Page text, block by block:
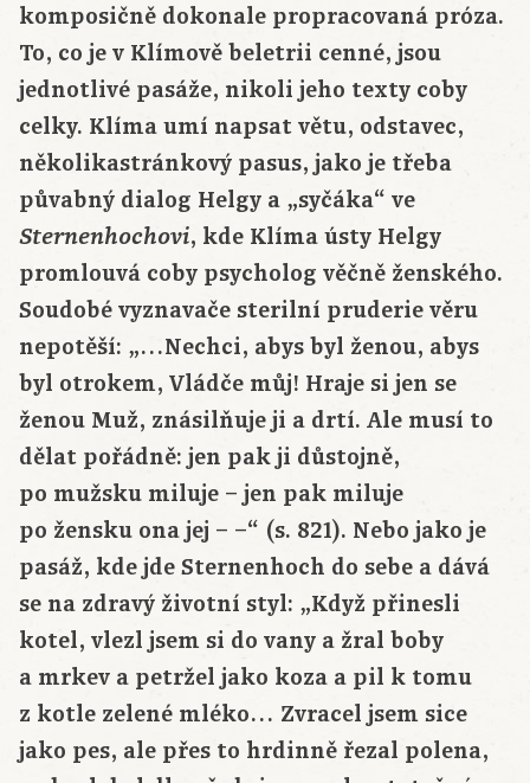
komposičně dokonale propracovaná próza.
To, co je v Klímově beletrii cenné, jsou
jednotlivé pasáže, nikoli jeho texty coby
celky. Klíma umí napsat větu, odstavec,
několikastránkový pasus, jako je třeba
půvabný dialog Helgy a „syčáka“ ve
Sternenhochovi, kde Klíma ústy Helgy
promlouvá coby psycholog věčně ženského.
Soudobé vyznavače sterilní pruderie věru
nepotěší: „…Nechci, abys byl ženou, abys
byl otrokem, Vládče můj! Hraje si jen se
ženou Muž, znásilňuje ji a drtí. Ale musí to
dělat pořádně: jen pak ji důstojně,
po mužsku miluje – jen pak miluje
po žensku ona jej – –“ (s. 821). Nebo jako je
pasáž, kde jde Sternenhoch do sebe a dává
se na zdravý životní styl: „Když přinesli
kotel, vlezl jsem si do vany a žral boby
a mrkev a petržel jako koza a pil k tomu
z kotle zelené mléko… Zvracel jsem sice
jako pes, ale přes to hrdinně řezal polena,